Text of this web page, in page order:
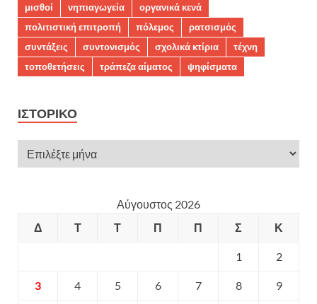
μισθοί
νηπιαγωγεία
οργανικά κενά
πολιτιστική επιτροπή
πόλεμος
ρατσισμός
συντάξεις
συντονισμός σχολικά κτίρια
τέχνη
τοποθετήσεις
τράπεζα αίματος ψηφίσματα
ΙΣΤΟΡΙΚΌ
Αύγουστος 2026
Δ
Τ Τ Π Π Σ Κ
1 2
3 4 5 6 7 8 9